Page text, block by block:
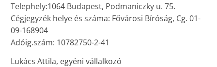
Telephely:1064 Budapest, Podmaniczky u. 75.
Cégjegyzék helye és száma: Fővárosi Bíróság, Cg. 01-
09-168904
Adóig.szám: 10782750-2-41
Lukács Attila, egyéni vállalkozó